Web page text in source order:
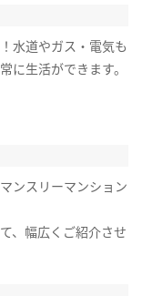
水道やガス・電気も
に生活ができます。
ンスリーマンション
、幅広くご紹介させ